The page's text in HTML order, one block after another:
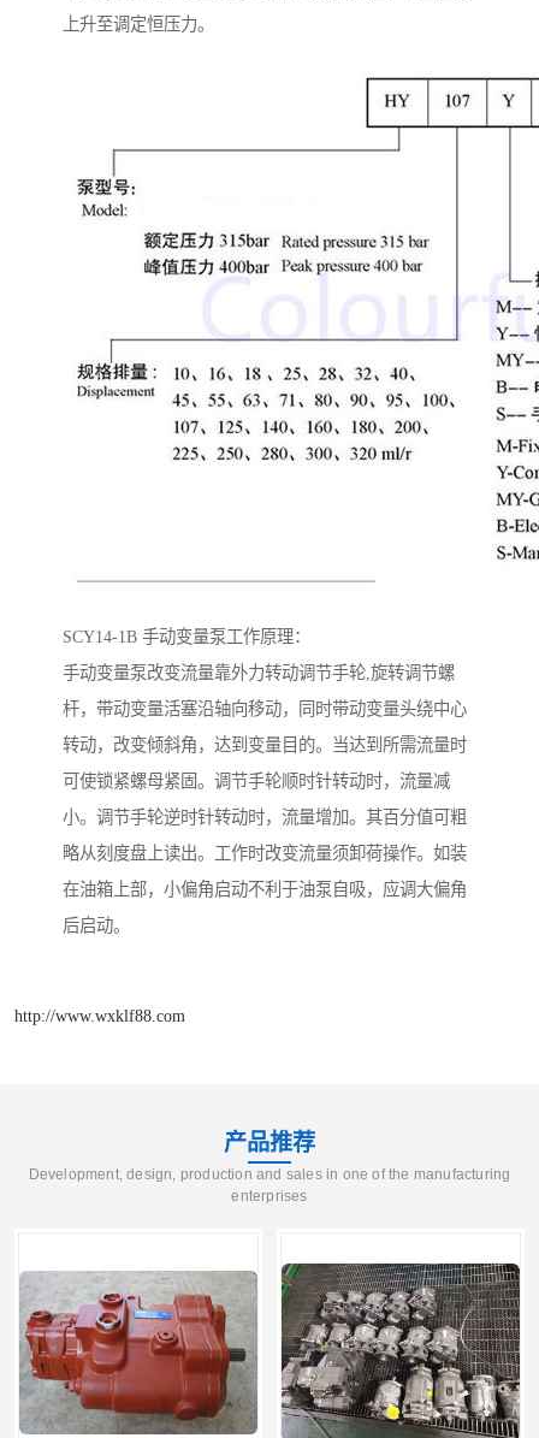
上升至调定恒压力。
SCY14-1B 手动变量泵工作原理：
手动变量泵改变流量靠外力转动调节手轮,旋转调节螺
杆，带动变量活塞沿轴向移动，同时带动变量头绕中心
转动，改变倾斜角，达到变量目的。当达到所需流量时
可使锁紧螺母紧固。调节手轮顺时针转动时，流量减
小。调节手轮逆时针转动时，流量增加。其百分值可粗
略从刻度盘上读出。工作时改变流量须卸荷操作。如装
在油箱上部，小偏角启动不利于油泵自吸，应调大偏角
后启动。
http://www.wxklf88.com
产品推荐
Development, design, production and sales in one of the manufacturing
enterprises